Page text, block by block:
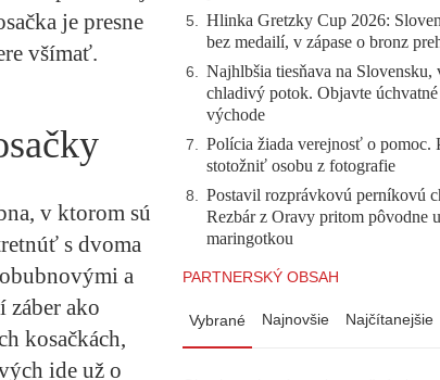
je presne
všímať.
v ktorom sú
s dvoma
a
ako
kosačkách,
ide už o
5. Hlinka Gretzky Cup 2026:
bez medailí, v zápase o bronz
6. Najhlbšia tiesňava na Slovensku,
chladivý potok. Objavte úchvatné
východe
7. Polícia žiada verejnosť o pomoc.
stotožniť osobu z fotografie
8. Postavil rozprávkovú perníkovú
Rezbár z Oravy pritom pôvodne
maringotkou
PARTNERSKÝ OBSAH
Vybrané Najnovšie Najčítanejšie